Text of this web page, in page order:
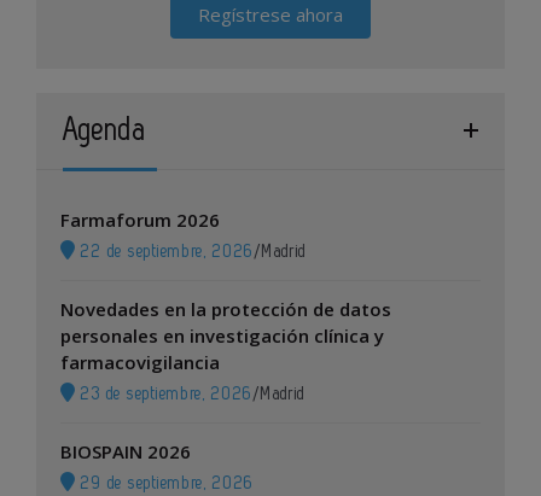
Regístrese ahora
Agenda
Farmaforum 2026
22 de septiembre, 2026 / Madrid
Novedades en la protección de datos
personales en investigación clínica y
farmacovigilancia
23 de septiembre, 2026 / Madrid
BIOSPAIN 2026
29 de septiembre, 2026